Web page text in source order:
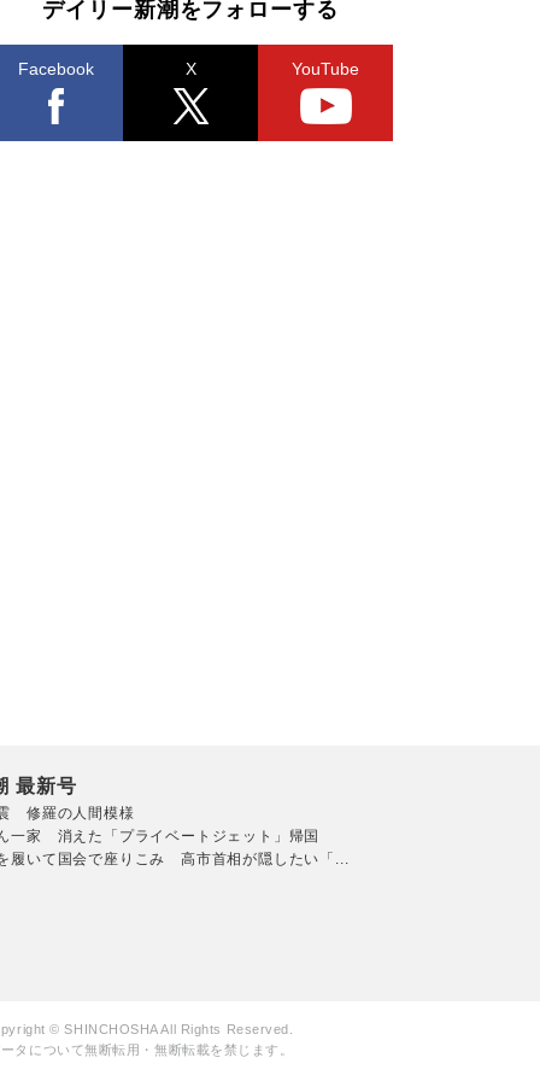
デイリー新潮をフォローする
Facebook X YouTube
最新号
修羅の人間模様
一家 消えた「プライベートジェット」帰国
履いて国会で座りこみ 高市首相が隠したい「...
© SHINCHOSHA All Rights Reserved.
タについて無断転用・無断転載を禁じます。